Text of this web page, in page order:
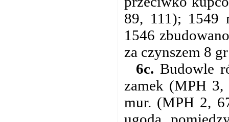
89, 111); 1549
1546
za czynszem 8
6c. Budowle
zamek (MPH 3,
mur. (MPH 2,